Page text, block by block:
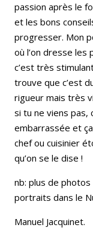
passion après le
et les bons
progresser. Mon
où l’on dresse les
c’est très
trouve que c’est
rigueur mais très
si tu ne viens pas,
embarrassée et
chef ou cuisinier
qu’on se le dise !
nb: plus de
portraits dans le
Manuel Jacquinet.